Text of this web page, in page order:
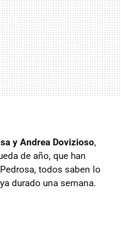
y Andrea Dovizioso,
de año, que han
todos saben lo
durado una semana.